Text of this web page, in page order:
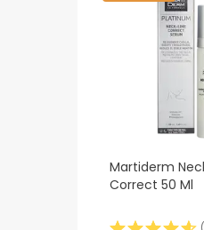
Martiderm
Correct 50 Ml